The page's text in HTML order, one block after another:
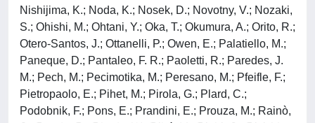
Nishijima, K.; Noda, K.; Nosek, D.; Novotny, V.; Nozaki,
S.; Ohishi, M.; Ohtani, Y.; Oka, T.; Okumura, A.; Orito, R.;
Otero-Santos, J.; Ottanelli, P.; Owen, E.; Palatiello, M.;
Paneque, D.; Pantaleo, F. R.; Paoletti, R.; Paredes, J.
M.; Pech, M.; Pecimotika, M.; Peresano, M.; Pfeifle, F.;
Pietropaolo, E.; Pihet, M.; Pirola, G.; Plard, C.;
Podobnik, F.; Pons, E.; Prandini, E.; Prouza, M.; Rainò,